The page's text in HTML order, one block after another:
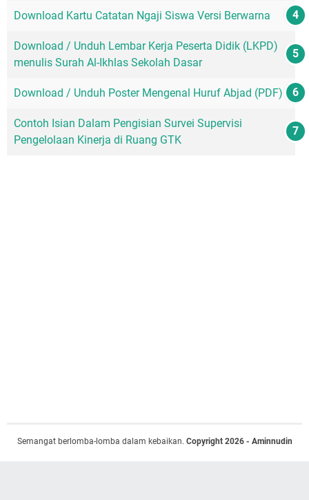
Download Kartu Catatan Ngaji Siswa Versi Berwarna
Download / Unduh Lembar Kerja Peserta Didik (LKPD)
menulis Surah Al-Ikhlas Sekolah Dasar
Download / Unduh Poster Mengenal Huruf Abjad (PDF)
Contoh Isian Dalam Pengisian Survei Supervisi
Pengelolaan Kinerja di Ruang GTK
Semangat berlomba-lomba dalam kebaikan. Copyright 2026 - Aminnudin